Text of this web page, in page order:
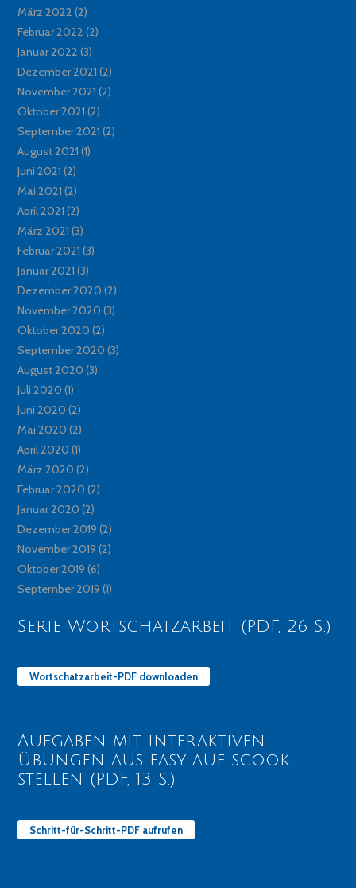
März 2022 (2)
Februar 2022 (2)
Januar 2022 (3)
Dezember 2021 (2)
November 2021 (2)
Oktober 2021 (2)
September 2021 (2)
August 2021 (1)
Juni 2021 (2)
Mai 2021 (2)
April 2021 (2)
März 2021 (3)
Februar 2021 (3)
Januar 2021 (3)
Dezember 2020 (2)
November 2020 (3)
Oktober 2020 (2)
September 2020 (3)
August 2020 (3)
Juli 2020 (1)
Juni 2020 (2)
Mai 2020 (2)
April 2020 (1)
März 2020 (2)
Februar 2020 (2)
Januar 2020 (2)
Dezember 2019 (2)
November 2019 (2)
Oktober 2019 (6)
September 2019 (1)
Serie Wortschatzarbeit (PDF, 26 S.)
Wortschatzarbeit-PDF downloaden
Aufgaben mit interaktiven
Übungen aus easy auf scook
stellen (PDF, 13 S.)
Schritt-für-Schritt-PDF aufrufen